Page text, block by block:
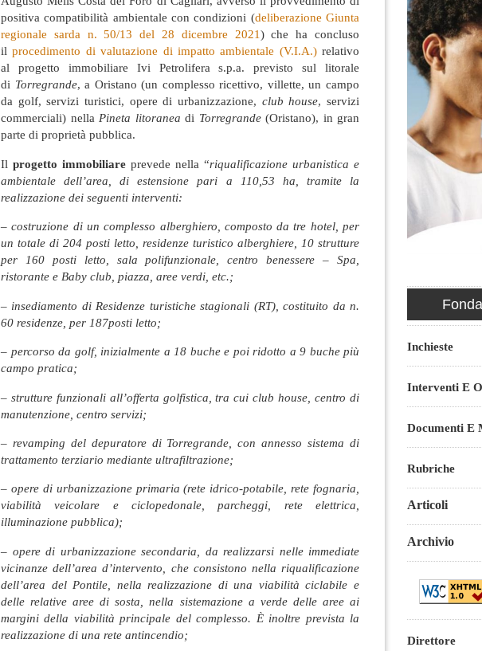
positiva compatibilità ambientale con condizioni (deliberazione Giunta
regionale sarda n. 50/13 del 28 dicembre 2021) che ha concluso
ilprocedimento di valutazione di impatto ambientale (V.I.A.)relativo
al progetto immobiliare Ivi Petrolifera s.p.a. previsto sul litorale
di Torregrande, a Oristano (un complesso ricettivo, villette, un campo
da golf, servizi turistici, opere di urbanizzazione, club house, servizi
commerciali) nella Pineta litoranea di Torregrande (Oristano), in gran
parte di proprietà pubblica.
Il progetto immobiliare prevede nella “riqualificazione urbanistica e
ambientale dell’area, di estensione pari a 110,53 ha, tramite la
realizzazione dei seguenti interventi:
– costruzione di un complesso alberghiero, composto da tre hotel, per
un totale di 204 posti letto, residenze turistico alberghiere, 10 strutture
per 160 posti letto, sala polifunzionale, centro benessere – Spa,
ristorante e Baby club, piazza, aree verdi, etc.;
– insediamento di Residenze turistiche stagionali (RT), costituito da n.
60 residenze, per 187posti letto;
– percorso da golf, inizialmente a 18 buche e poi ridotto a 9 buche più
campo pratica;
– strutture funzionali all’offerta golfistica, tra cui club house, centro di
manutenzione, centro servizi;
– revamping del depuratore di Torregrande, con annesso sistema di
trattamento terziario mediante ultrafiltrazione;
– opere di urbanizzazione primaria (rete idrico-potabile, rete fognaria,
viabilità veicolare e ciclopedonale, parcheggi, rete elettrica,
illuminazione pubblica);
– opere di urbanizzazione secondaria, da realizzarsi nelle immediate
vicinanze dell’area d’intervento, che consistono nella riqualificazione
dell’area del Pontile, nella realizzazione di una viabilità ciclabile e
delle relative aree di sosta, nella sistemazione a verde delle aree ai
margini della viabilità principale del complesso. È inoltre prevista la
realizzazione di una rete antincendio;
Inchieste
Interventi E
Documenti E
Rubriche
Articoli
Archivio
Direttore